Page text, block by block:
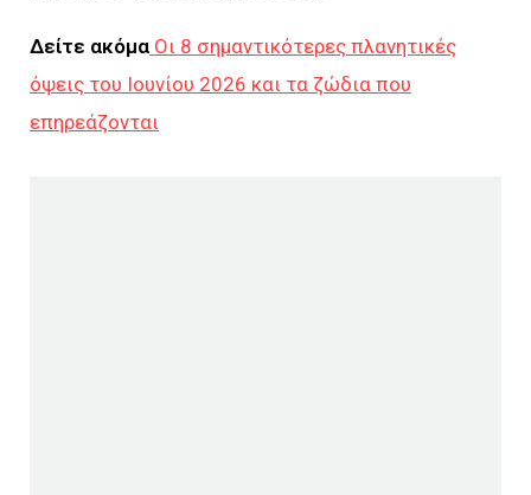
Δείτε ακόμα Οι 8 σημαντικότερες πλανητικές
όψεις του Ιουνίου 2026 και τα ζώδια που
επηρεάζονται